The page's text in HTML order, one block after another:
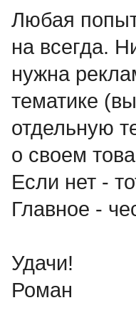
Любая
на всегда.
нужна
тематике
отдельную
о своем
Если нет -
Главное -
Удачи!
Роман